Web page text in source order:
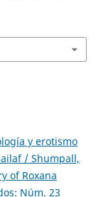
y erotismo
/ Shumpall,
of Roxana
Núm. 23